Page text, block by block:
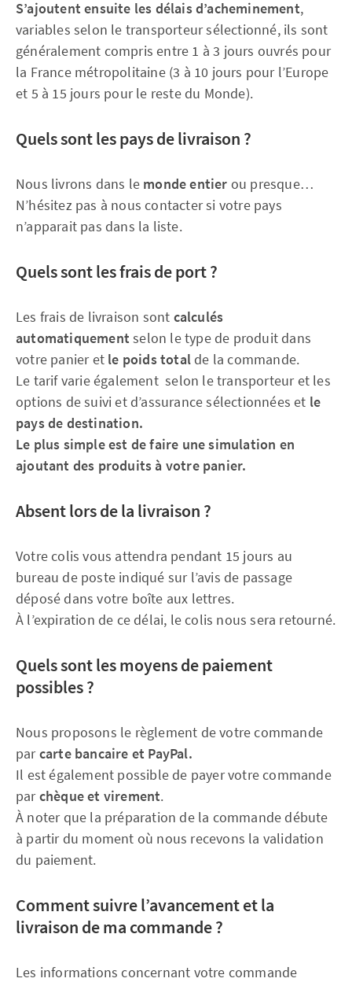
S’ajoutent ensuite les délais d’acheminement,
variables selon le transporteur sélectionné, ils sont
généralement compris entre 1 à 3 jours ouvrés pour
la France métropolitaine (3 à 10 jours pour l’Europe
et 5 à 15 jours pour le reste du Monde).
Quels sont les pays de livraison ?
Nous livrons dans le monde entier ou presque…
N’hésitez pas à nous contacter si votre pays
n’apparait pas dans la liste.
Quels sont les frais de port ?
Les frais de livraison sont calculés
automatiquement selon le type de produit dans
votre panier et le poids totalde la commande.
Le tarif varie également selon le transporteur et les
options de suivi et d’assurance sélectionnées et le
pays de destination.
Le plus simple est de faire une simulation en
ajoutant des produits à votre panier.
Absent lors de la livraison ?
Votre colis vous attendra pendant 15 jours au
bureau de poste indiqué sur l’avis de passage
déposé dans votre boîte aux lettres.
À l’expiration de ce délai, le colis nous sera retourné.
Quels sont les moyens de paiement
possibles ?
Nous proposons le règlement de votre commande
parcarte bancaire et PayPal.
Il est également possible de payer votre commande
parchèque et virement.
À noter que la préparation de la commande débute
à partir du moment où nous recevons la validation
du paiement.
Comment suivre l’avancement et la
livraison de ma commande ?
Les informations concernant votre commande